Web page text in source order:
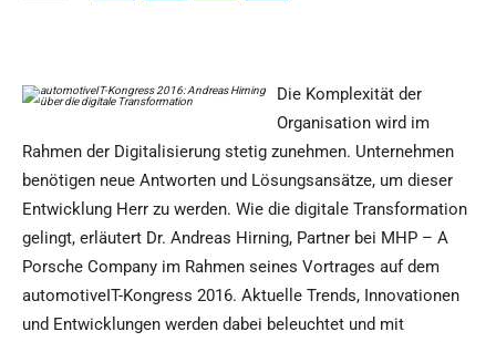
Die Komplexität der
Organisation wird im
Rahmen der Digitalisierung stetig zunehmen. Unternehmen
benötigen neue Antworten und Lösungsansätze, um dieser
Entwicklung Herr zu werden. Wie die digitale Transformation
gelingt, erläutert Dr. Andreas Hirning, Partner bei MHP – A
Porsche Company im Rahmen seines Vortrages auf dem
automotiveIT-Kongress 2016. Aktuelle Trends, Innovationen
und Entwicklungen werden dabei beleuchtet und mit